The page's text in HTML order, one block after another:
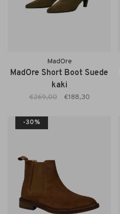
MadOre
MadOre Short Boot Suede
kaki
€269,00 €188,30
-30%